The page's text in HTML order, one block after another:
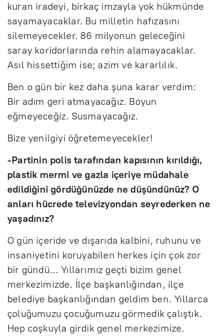
kuran iradeyi, birkaç imzayla yok hükmünde
sayamayacaklar. Bu milletin hafızasını
silemeyecekler. 86 milyonun geleceğini
saray koridorlarında rehin alamayacaklar.
Asıl hissettiğim ise; azim ve kararlılık.
Ben o gün bir kez daha şuna karar verdim:
Bir adım geri atmayacağız. Boyun
eğmeyeceğiz. Susmayacağız.
Bize yenilgiyi öğretemeyecekler!
-Partinin polis tarafından kapısının kırıldığı,
plastik mermi ve gazla içeriye müdahale
edildiğini gördüğünüzde ne düşündünüz? O
anları hücrede televizyondan seyrederken ne
yaşadınız?
O gün içeride ve dışarıda kalbini, ruhunu ve
insaniyetini koruyabilen herkes için çok zor
bir gündü… Yıllarımız geçti bizim genel
merkezimizde. İlçe başkanlığından, ilçe
belediye başkanlığından geldim ben. Yıllarca
çoluğumuzu çocuğumuzu görmedik çalıştık.
Hep coşkuyla girdik genel merkezimize.